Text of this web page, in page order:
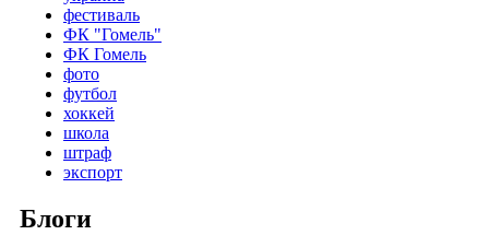
фестиваль
ФК "Гомель"
ФК Гомель
фото
футбол
хоккей
школа
штраф
экспорт
Блоги